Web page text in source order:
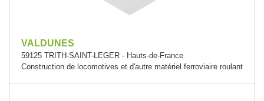
VALDUNES
59125 TRITH-SAINT-LEGER - Hauts-de-France
Construction de locomotives et d'autre matériel ferroviaire roulant